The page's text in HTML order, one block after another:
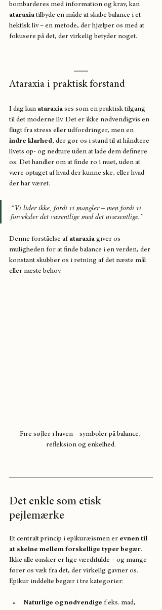
bombarderes med information og krav, kan
ataraxia tilbyde en måde at skabe balance i et
hektisk liv – en metode, der hjælper os med at
fokusere på det, der virkelig betyder noget.
Ataraxia i praktisk forstand
I dag kan ataraxia ses som en praktisk tilgang
til det moderne liv. Det er ikke nødvendigvis en
flugt fra stress eller udfordringer, men en
indre klarhed, der gør os i stand til at håndtere
livets op- og nedture uden at lade dem definere
os. Det handler om at finde ro i nuet, uden at
være optaget af hvad der kunne ske, eller hvad
der har været.
“Vi lider ikke, fordi vi mangler – men fordi vi
forveksler det væsentlige med det uvæsentlige.”
Denne forståelse af ataraxia giver os
muligheden for at finde balance i en verden, der
konstant skubber os i retning af det næste mål
eller næste behov.
Fire søjler i haven – symboler på balance,
refleksion og enkelhed.
Det enkle som etisk
pejlemærke
Et centralt princip i epikuræismen er evnen til
at skelne mellem forskellige typer begær.
Ikke alle ønsker er lige værdifulde – og mange
fører os væk fra det, der virkelig gavner os.
Epikur inddelte begær i tre kategorier:
Naturlige og nødvendige f.eks. mad,